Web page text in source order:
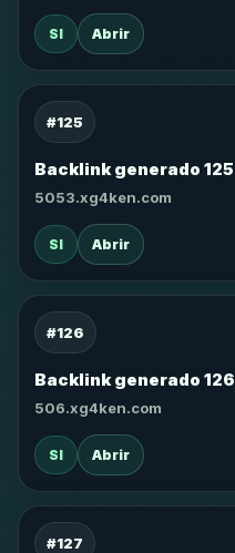
SI Abrir
#125
Backlink generado 125
5053.xg4ken.com
SI Abrir
#126
Backlink generado 126
506.xg4ken.com
SI Abrir
#127